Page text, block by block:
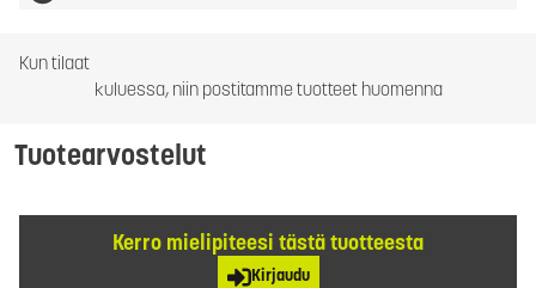
Kun tilaat
kuluessa, niin postitamme tuotteet huomenna
Tuotearvostelut
Kerro mielipiteesi tästä tuotteesta
Kirjaudu